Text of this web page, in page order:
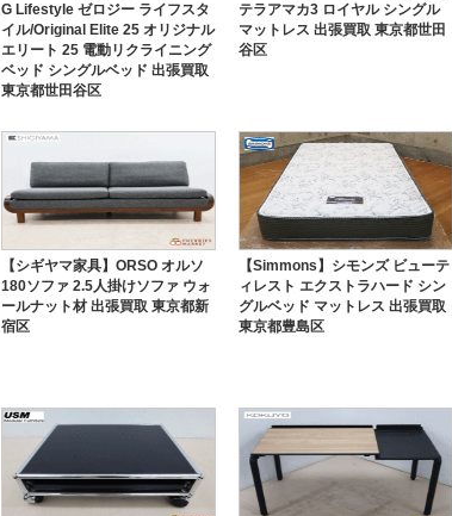
G Lifestyle ゼロジー ライフスタ
イル/Original Elite 25 オリジナル
エリート 25 電動リクライニング
ベッド シングルベッド 出張買取
東京都世田谷区
テラアマカ3 ロイヤル シングル
マットレス 出張買取 東京都世田
谷区
【シギヤマ家具】ORSO オルソ
180ソファ 2.5人掛けソファ ウォ
ールナット材 出張買取 東京都新
宿区
【Simmons】シモンズ ビューテ
ィレスト エクストラハード シン
グルベッド マットレス 出張買取
東京都豊島区